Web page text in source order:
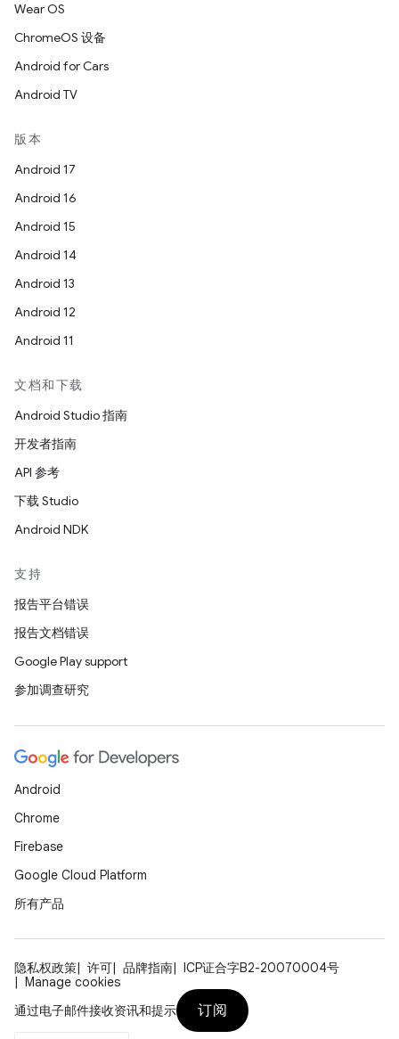
Wear OS
ChromeOS 设备
Android for Cars
Android TV
版本
Android 17
Android 16
Android 15
Android 14
Android 13
Android 12
Android 11
文档和下载
Android Studio 指南
开发者指南
API 参考
下载 Studio
Android NDK
支持
报告平台错误
报告文档错误
Google Play support
参加调查研究
Android
Chrome
Firebase
Google Cloud Platform
所有产品
隐私权政策 许可 品牌指南
ICP证合字B2-20070004号
Manage cookies
通过电子邮件接收资讯和提示
订阅